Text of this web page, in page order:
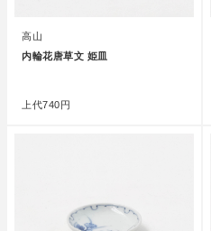
高山
内輪花唐草文 姫皿
上代740円